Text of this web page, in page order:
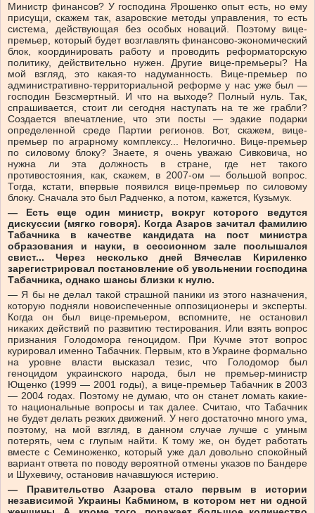
Министр финансов? У господина Ярошенко опыт есть, но ему
присущи, скажем так, азаровские методы управления, то есть
система, действующая без особых новаций. Поэтому вице-
премьер, который будет возглавлять финансово-экономический
блок, координировать работу и проводить реформаторскую
политику, действительно нужен. Другие вице-премьеры? На
мой взгляд, это какая-то надуманность. Вице-премьер по
административно-территориальной реформе у нас уже был —
господин Безсмертный. И что на выходе? Полный нуль. Так,
спрашивается, стоит ли сегодня наступать на те же грабли?
Создается впечатление, что эти посты — эдакие подарки
определенной среде Партии регионов. Вот, скажем, вице-
премьер по аграрному комплексу... Нелогично. Вице-премьер
по силовому блоку? Знаете, я очень уважаю Сивковича, но
нужна ли эта должность в стране, где нет такого
противостояния, как, скажем, в 2007-ом — большой вопрос.
Тогда, кстати, впервые появился вице-премьер по силовому
блоку. Сначала это был Радченко, а потом, кажется, Кузьмук.
— Есть еще один министр, вокруг которого ведутся
дискуссии (мягко говоря). Когда Азаров зачитал фамилию
Табачника в качестве кандидата на пост министра
образования и науки, в сессионном зале послышался
свист... Через несколько дней Вячеслав Кириленко
зарегистрировал постановление об увольнении господина
Табачника, однако шансы близки к нулю.
— Я бы не делал такой страшной паники из этого назначения,
которую подняли новоиспеченные оппозиционеры и эксперты.
Когда он был вице-премьером, вспомните, не остановил
никаких действий по развитию тестирования. Или взять вопрос
признания Голодомора геноцидом. При Кучме этот вопрос
курировал именно Табачник. Первым, кто в Украине формально
на уровне власти высказал тезис, что Голодомор был
геноцидом украинского народа, был не премьер-министр
Ющенко (1999 — 2001 годы), а вице-премьер Табачник в 2003
— 2004 годах. Поэтому не думаю, что он станет ломать какие-
то национальные вопросы и так далее. Считаю, что Табачник
не будет делать резких движений. У него достаточно много ума,
поэтому, на мой взгляд, в данном случае лучше с умным
потерять, чем с глупым найти. К тому же, он будет работать
вместе с Семиноженко, который уже дал довольно спокойный
вариант ответа по поводу вероятной отмены указов по Бандере
и Шухевичу, остановив начавшуюся истерию.
— Правительство Азарова стало первым в истории
независимой Украины Кабмином, в котором нет ни одной